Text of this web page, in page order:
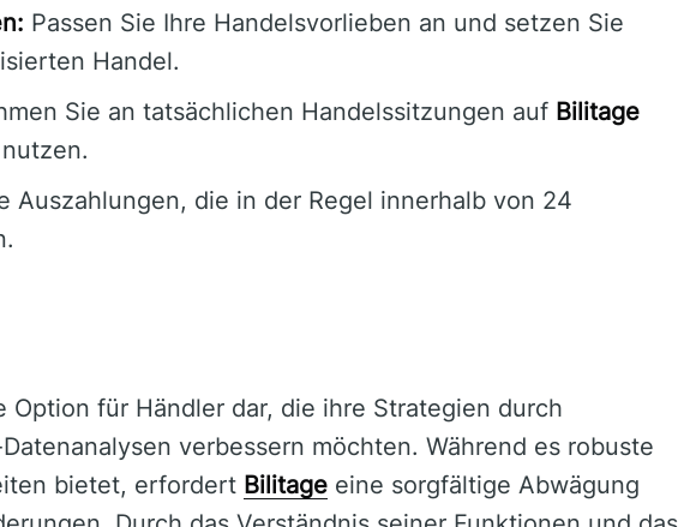
Passen Sie Ihre Handelsvorlieben an und setzen Sie
Handel.
Sie an tatsächlichen Handelssitzungen auf Bilitage
Auszahlungen, die in der Regel innerhalb von 24
für Händler dar, die ihre Strategien durch
verbessern möchten. Während es robuste
bietet, erfordert Bilitage eine sorgfältige Abwägung